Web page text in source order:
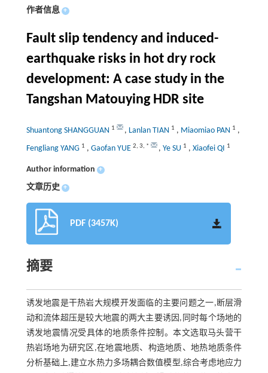
作者信息 +
Fault slip tendency and induced-
earthquake risks in hot dry rock
development: A case study in the
Tangshan Matouying HDR site
Shuantong SHANGGUAN 1 , Lanlan TIAN 1 , Miaomiao PAN 1 ,
Fengliang YANG 1 , Gaofan YUE 2, 3, * , Ye SU 1 , Xiaofei QI 1
Author information +
文章历史 +
PDF (3457K)
摘要
诱发地震是干热岩大规模开发面临的主要问题之一,断层滑
动和流体超压是较大地震的两大主要诱因,同时每个场地的
诱发地震情况受具体的地质条件控制。本文选取马头营干
热岩场地为研究区,在地震地质、构造地质、地热地质条件
分析基础上,建立水热力多场耦合数值模型,综合考虑地应力